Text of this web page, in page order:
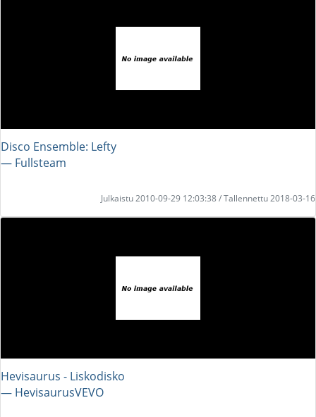
Disco Ensemble: Lefty
― Fullsteam
Julkaistu 2010-09-29 12:03:38 / Tallennettu 2018-03-16
Hevisaurus - Liskodisko
― HevisaurusVEVO